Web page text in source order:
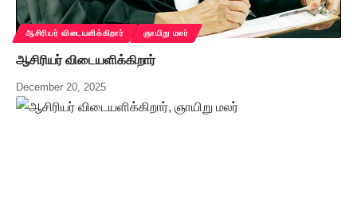
ஆசிரியர் விடையளிக்கிறார் ஞாயிறு மலர்
ஆசிரியர் விடையளிக்கிறார்
December 20, 2025